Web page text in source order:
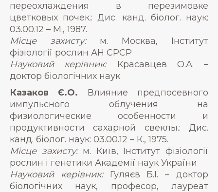
переохлаждения в перезимовке
цветковых почек.: Дис. канд. біолог. наук:
03.00.12 – М., 1987.
Місце захисту:м. Москва, Інститут
фізіології рослин АН СРСР
Науковий керівник: Красавцев О.А. –
доктор біологічних наук
Казаков Є.О. Влияние предпосевного
импульсного облучения на
физиологические особенности и
продуктивности сахарной свеклы.: Дис.
канд. біолог. наук: 03.00.12 – К., 1975.
Місце захисту:м. Київ, Інститут фізіології
рослин і генетики Академії наук України
Науковий керівник:Гуляєв Б.І. – доктор
біологічних наук, професор, лауреат